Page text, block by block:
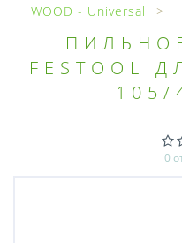
WOOD - Universal
FESTOOL
105/
0